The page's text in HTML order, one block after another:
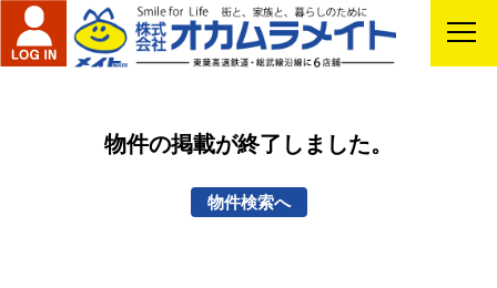
物件の掲載が終了しました。
物件検索へ